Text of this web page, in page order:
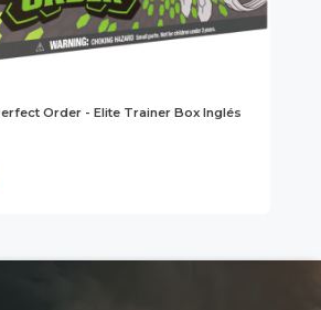
Order - Elite Trainer Box Inglés